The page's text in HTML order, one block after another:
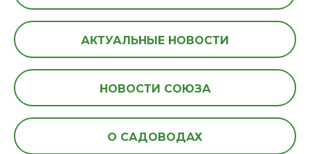
АКТУАЛЬНЫЕ НОВОСТИ
НОВОСТИ СОЮЗА
О САДОВОДАХ